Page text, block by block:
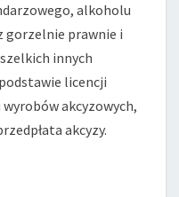
alkoholu
gorzelnie prawnie i
innych
licencji
akcyzowych,
akcyzy.